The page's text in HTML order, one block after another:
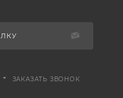
ЗАКАЗАТЬ ЗВОНОК